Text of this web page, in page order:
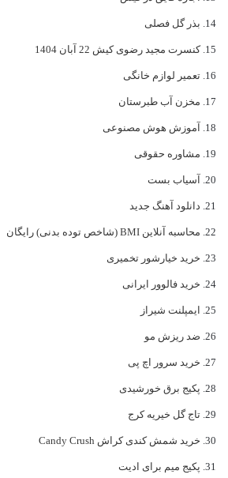
بذر گل فصلی
کنسرت مجید رضوی کیش 22 آبان 1404
تعمیر لوازم خانگی
مخزن آب طبرستان
آموزش هوش مصنوعی
مشاوره حقوقی
آسیاب بست
دانلود آهنگ جدید
محاسبه آنلاین BMI (شاخص توده بدنی) رایگان
خرید خیارشور تخمیری
خرید فالوور ایرانی
ایمپلنت شیراز
ضد ریزش مو
خرید سرور اچ پی
پکیج برق خورشیدی
تاج گل خیریه کرج
خرید شمش کندی کراش Candy Crush
پکیج میم برای ادیت